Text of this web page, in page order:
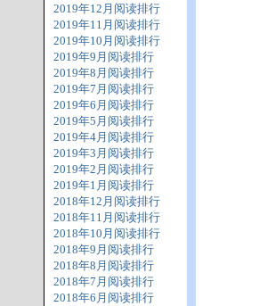
2019年12月阅读排行
2019年11月阅读排行
2019年10月阅读排行
2019年9月阅读排行
2019年8月阅读排行
2019年7月阅读排行
2019年6月阅读排行
2019年5月阅读排行
2019年4月阅读排行
2019年3月阅读排行
2019年2月阅读排行
2019年1月阅读排行
2018年12月阅读排行
2018年11月阅读排行
2018年10月阅读排行
2018年9月阅读排行
2018年8月阅读排行
2018年7月阅读排行
2018年6月阅读排行